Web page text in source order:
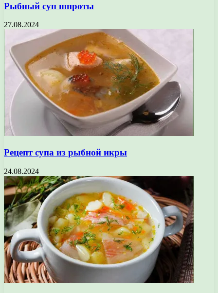
Рыбный суп шпроты
27.08.2024
Рецепт супа из рыбной икры
24.08.2024